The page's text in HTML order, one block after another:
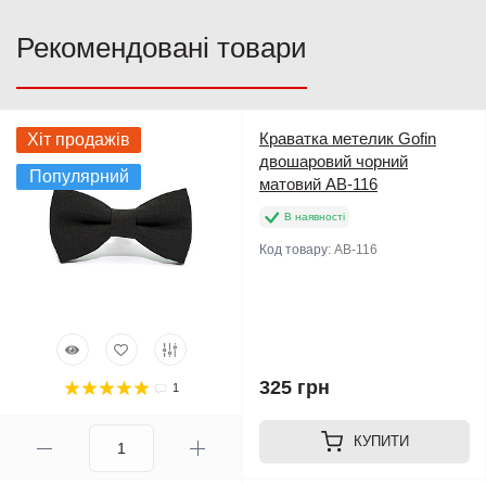
Рекомендовані товари
Хіт продажів
Популярний
1
Краватка метелик Gofin
двошаровий чорний
матовий AB-116
В наявності
Код товару: AB-116
325 грн
КУПИТИ